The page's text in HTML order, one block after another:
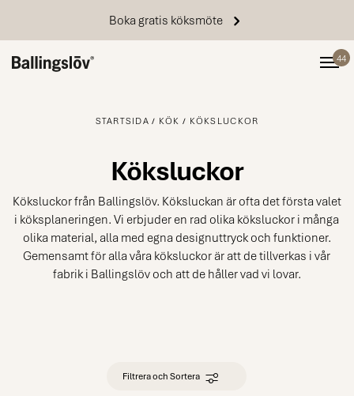
Boka gratis köksmöte
44
STARTSIDA KÖK KÖKSLUCKOR
Köksluckor
Köksluckor från Ballingslöv. Köksluckan är ofta det första valet
i köksplaneringen. Vi erbjuder en rad olika köksluckor i många
olika material, alla med egna designuttryck och funktioner.
Gemensamt för alla våra köksluckor är att de tillverkas i vår
fabrik i Ballingslöv och att de håller vad vi lovar.
Filtrera och Sortera